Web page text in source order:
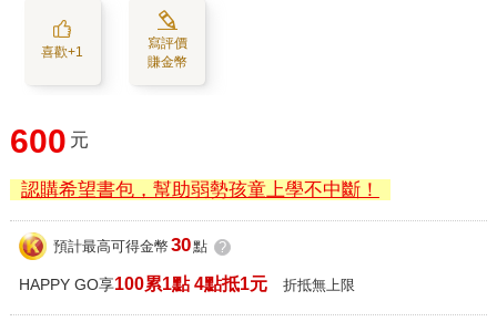
喜歡+1
寫評價
賺金幣
600 元
認購希望書包，幫助弱勢孩童上學不中斷！
預計最高可得金幣 30點 ?
HAPPY GO享100累1點 4點抵1元 折抵無上限